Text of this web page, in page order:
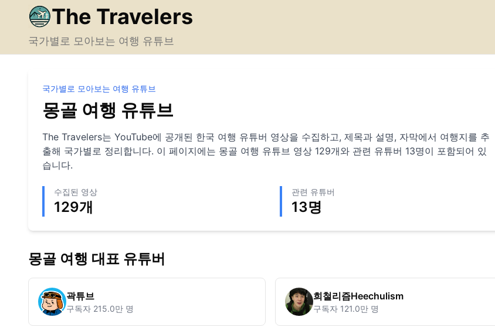
The Travelers
국가별로 모아보는 여행 유튜브
국가별로 모아보는 여행 유튜브
몽골 여행 유튜브
The Travelers는 YouTube에 공개된 한국 여행 유튜버 영상을 수집하고, 제목과 설명, 자막에서 여행지를 추
출해 국가별로 정리합니다. 이 페이지에는 몽골 여행 유튜브 영상 129개와 관련 유튜버 13명이 포함되어 있
습니다.
수집된 영상
129개
관련 유튜버
13명
몽골 여행 대표 유튜버
곽튜브
구독자 215.0만 명
희철리즘Heechulism
구독자 121.0만 명